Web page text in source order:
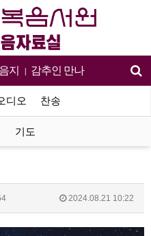
지 | 감추인 만나
디오 찬송
기도
2024.08.21 10:22